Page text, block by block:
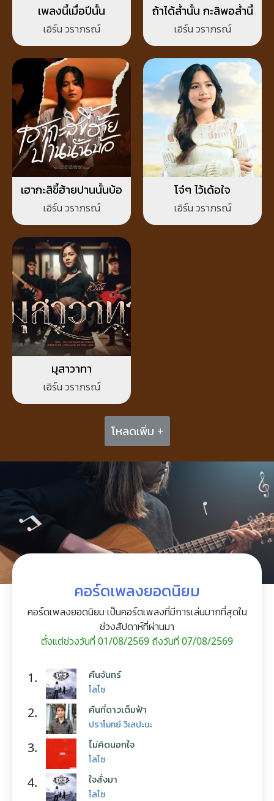
เพลงนี้เมื่อปีนั้น
เอิร์น วราภรณ์
ถ้าได้ส่ำนั้น กะสิพอส่ำนี้
เอิร์น วราภรณ์
เฮากะสิขี้ฮ้ายปานนั้นบ้อ
เอิร์น วราภรณ์
โจ๋ๆ ไว้เด้อใจ
เอิร์น วราภรณ์
มุสาวาทา
เอิร์น วราภรณ์
โหลดเพิ่ม +
คอร์ดเพลงยอดนิยม
คอร์ดเพลงยอดนิยม เป็นคอร์ดเพลงที่มีการเล่นมากที่สุดใน
ช่วงสัปดาห์ที่ผ่านมา
ตั้งแต่ช่วงวันที่ 01/08/2569 ถึงวันที่ 07/08/2569
1. คืนจันทร์
โลโซ
2. คืนที่ดาวเต็มฟ้า
ปราโมทย์ วิเลปะนะ
3. ไม่คิดนอกใจ
โลโซ
4. ใจสั่งมา
โลโซ